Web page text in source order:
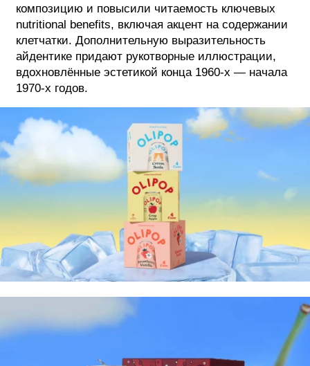
композицию и повысили читаемость ключевых
nutritional benefits, включая акцент на содержании
клетчатки. Дополнительную выразительность
айдентике придают рукотворные иллюстрации,
вдохновлённые эстетикой конца 1960-х — начала
1970-х годов.